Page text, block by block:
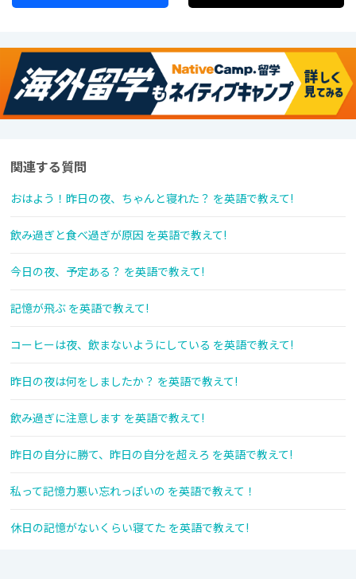
関連する質問
おはよう！昨日の夜、ちゃんと寝れた？ を英語で教えて!
飲み過ぎと食べ過ぎが原因 を英語で教えて!
今日の夜、予定ある？ を英語で教えて!
記憶が飛ぶ を英語で教えて!
コーヒーは夜、飲まないようにしている を英語で教えて!
昨日の夜は何をしましたか？ を英語で教えて!
飲み過ぎに注意します を英語で教えて!
昨日の自分に勝て、昨日の自分を超えろ を英語で教えて!
私って記憶力悪い忘れっぽいの を英語で教えて！
休日の記憶がないくらい寝てた を英語で教えて!